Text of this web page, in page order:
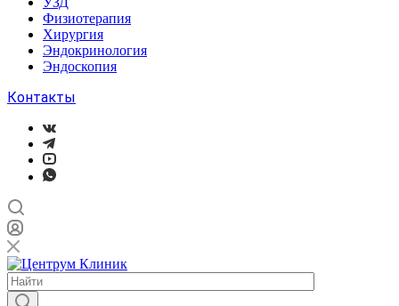
Физиотерапия
Хирургия
Эндокринология
Эндоскопия
Контакты